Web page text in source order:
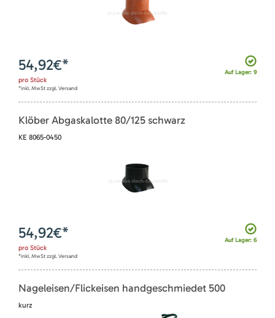
Auf Lager: 9
54,92€*
pro Stück
*inkl. MwSt zzgl. Versand
Klöber Abgaskalotte 80/125 schwarz
KE 8065-0450
Auf Lager: 6
54,92€*
pro Stück
*inkl. MwSt zzgl. Versand
Nageleisen/Flickeisen handgeschmiedet 500
kurz